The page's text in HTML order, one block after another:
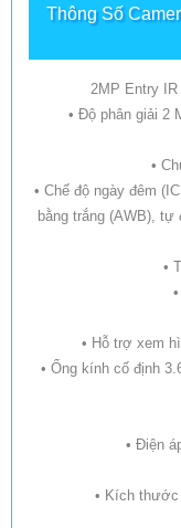
Thông Số
2MP Entry
• Độ phân giải 2
•
• Chế độ ngày đêm
bằng trắng (AWB), tự
•
• Hỗ trợ xem
• Ống kính cố định
• Điện
• Kích thước